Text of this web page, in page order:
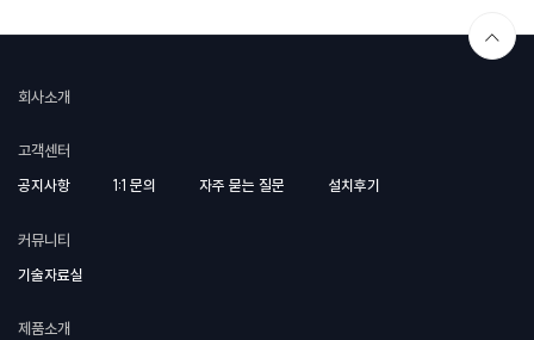
회사소개
고객센터
공지사항 1:1 문의 자주 묻는 질문 설치후기
커뮤니티
기술자료실
제품소개